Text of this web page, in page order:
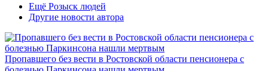
Ещё Розыск людей
Другие новости автора
Пропавшего без вести в Ростовской области пенсионера с